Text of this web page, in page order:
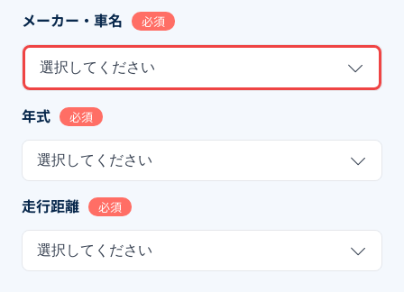
メーカー・車名 必須
選択してください
年式 必須
選択してください
走行距離 必須
選択してください